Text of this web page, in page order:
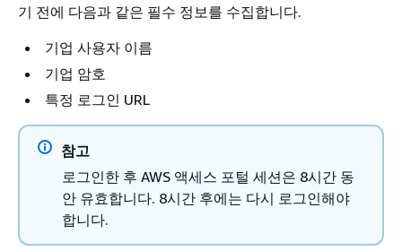
기 전에 다음과 같은 필수 정보를 수집합니다.
기업 사용자 이름
기업 암호
특정 로그인 URL
참고
로그인한 후 AWS 액세스 포털 세션은 8시간 동
안 유효합니다. 8시간 후에는 다시 로그인해야
합니다.